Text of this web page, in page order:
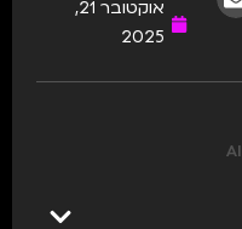
אוקטובר 21,
2025